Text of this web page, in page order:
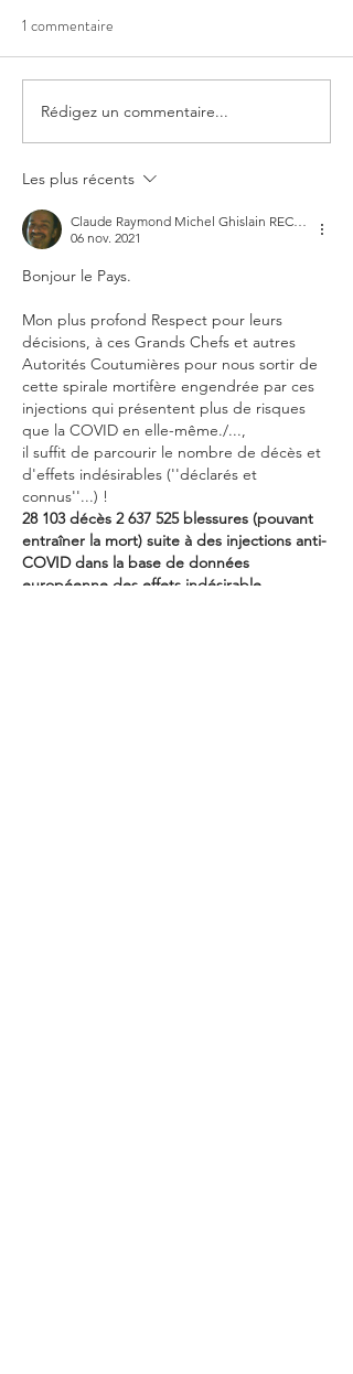
Communiqué de Presse du
23 mai - Pour un Arrêt
immédiat des "vaccins
des victimes
1 commentaire
Rédigez un commentaire...
Les plus récents
Claude Raymond Michel Ghislain RECLOUX
06 nov. 2021
Bonjour le Pays.
Mon plus profond Respect pour leurs
décisions, à ces Grands Chefs et autres
Autorités Coutumières pour nous sortir de
cette spirale mortifère engendrée par ces
injections qui présentent plus de risques
que la COVID en elle-même./...,
il suffit de parcourir le nombre de décès et
d'effets indésirables (''déclarés et
connus''...) !
28 103 décès 2 637 525 blessures (pouvant
entraîner la mort) suite à des injections anti-
COVID dans la base de données
européenne des effets indésirable…